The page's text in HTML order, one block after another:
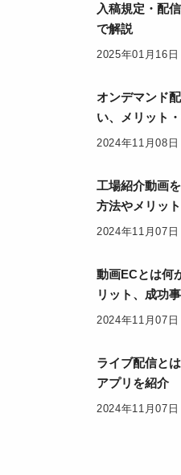
入稿規定・配
で解説
2025年01月16日
オンデマンド
い、メリット
2024年11月08日
工場紹介動画
方法やメリッ
2024年11月07日
動画ECとは何
リット、成功
2024年11月07日
ライブ配信と
アプリを紹介
2024年11月07日